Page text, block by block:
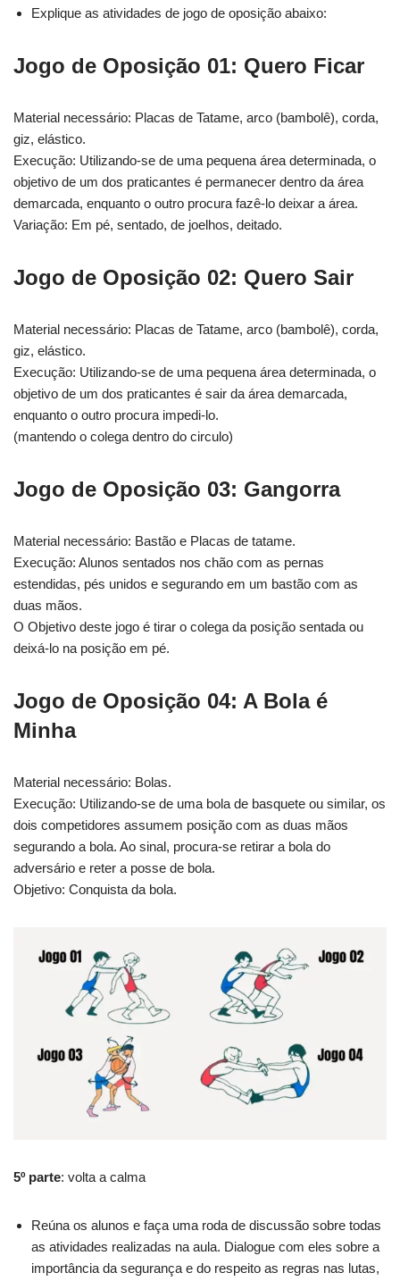
Explique as atividades de jogo de oposição abaixo:
Jogo de Oposição 01: Quero Ficar
Material necessário: Placas de Tatame, arco (bambolê), corda,
giz, elástico.
Execução: Utilizando-se de uma pequena área determinada, o
objetivo de um dos praticantes é permanecer dentro da área
demarcada, enquanto o outro procura fazê-lo deixar a área.
Variação: Em pé, sentado, de joelhos, deitado.
Jogo de Oposição 02: Quero Sair
Material necessário: Placas de Tatame, arco (bambolê), corda,
giz, elástico.
Execução: Utilizando-se de uma pequena área determinada, o
objetivo de um dos praticantes é sair da área demarcada,
enquanto o outro procura impedi-lo.
(mantendo o colega dentro do circulo)
Jogo de Oposição 03: Gangorra
Material necessário: Bastão e Placas de tatame.
Execução: Alunos sentados nos chão com as pernas
estendidas, pés unidos e segurando em um bastão com as
duas mãos.
O Objetivo deste jogo é tirar o colega da posição sentada ou
deixá-lo na posição em pé.
Jogo de Oposição 04: A Bola é
Minha
Material necessário: Bolas.
Execução: Utilizando-se de uma bola de basquete ou similar, os
dois competidores assumem posição com as duas mãos
segurando a bola. Ao sinal, procura-se retirar a bola do
adversário e reter a posse de bola.
Objetivo: Conquista da bola.
5º parte: volta a calma
Reúna os alunos e faça uma roda de discussão sobre todas
as atividades realizadas na aula. Dialogue com eles sobre a
importância da segurança e do respeito as regras nas lutas,